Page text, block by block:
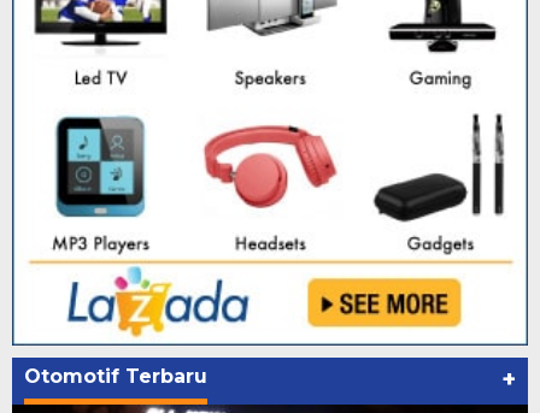
Otomotif Terbaru +